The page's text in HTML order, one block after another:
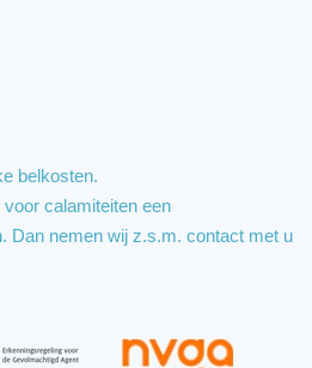
belkosten.
calamiteiten een
Dan nemen wij z.s.m. contact met u